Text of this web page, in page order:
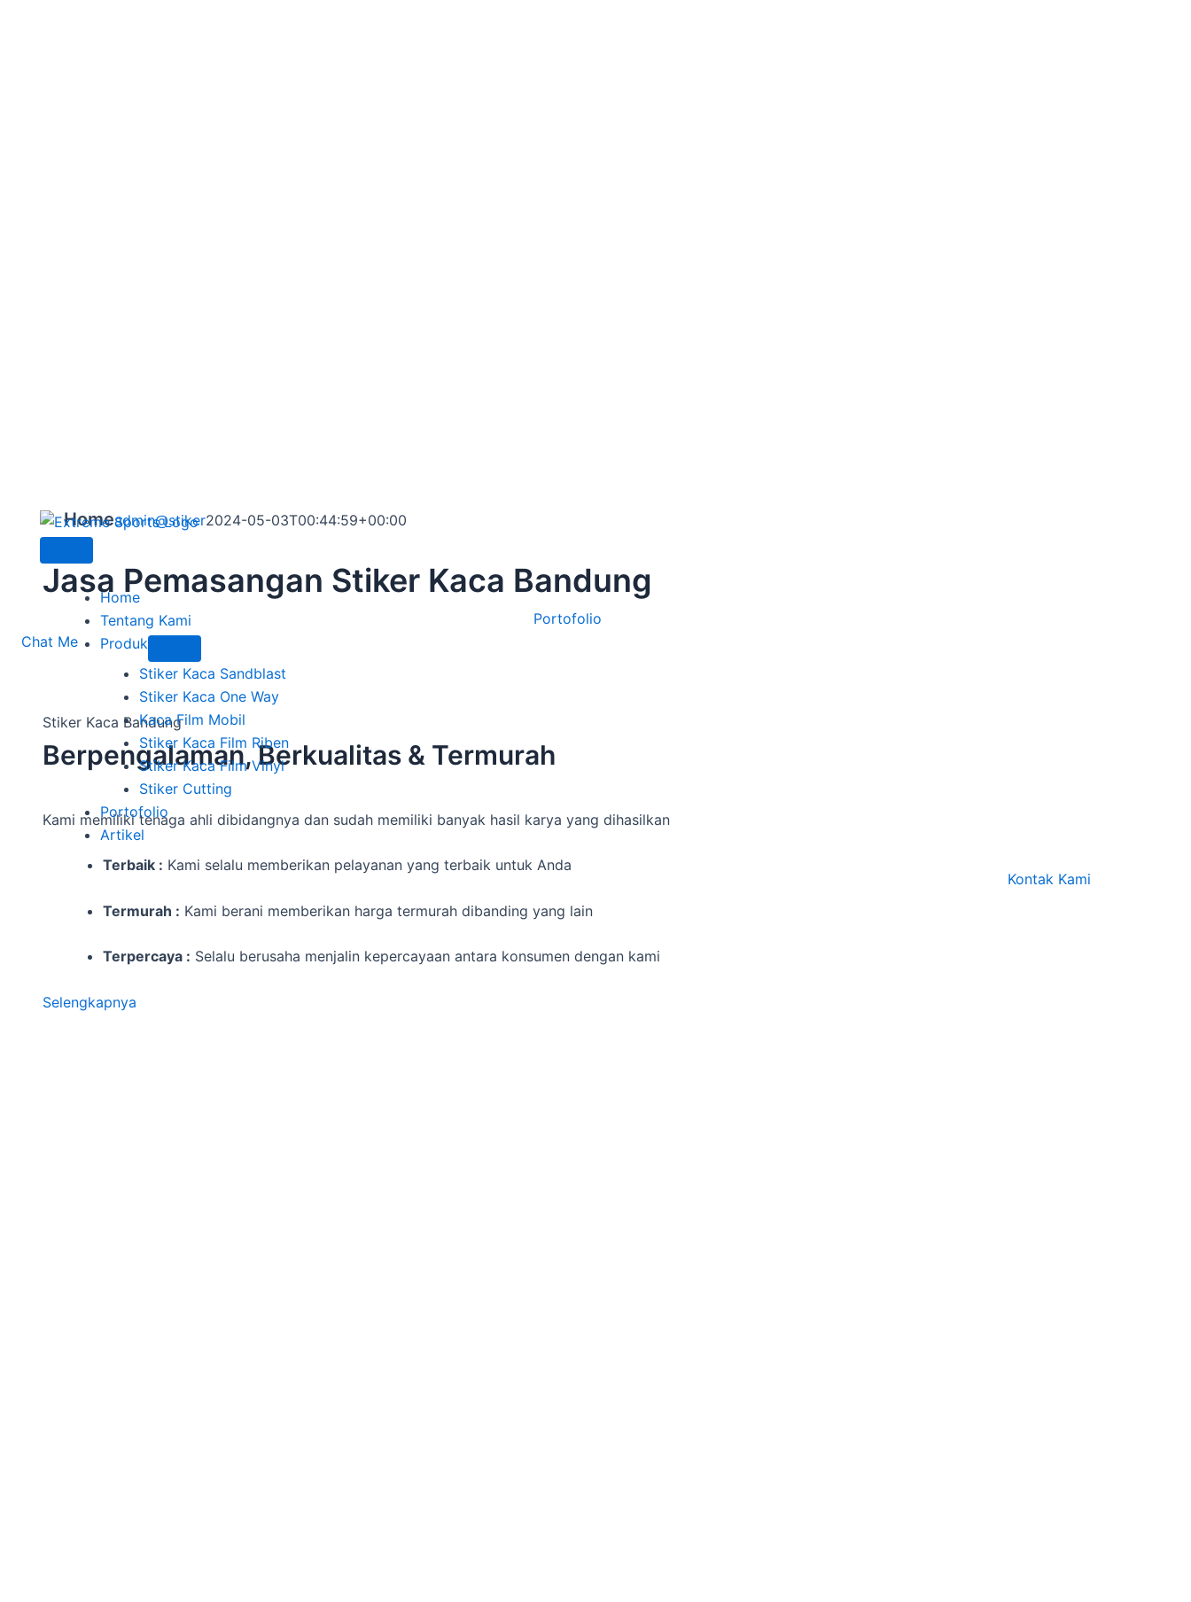
Toggle
Navigation
Home
Tentang Kami
Produk
Stiker Kaca Sandblast
Stiker Kaca One Way
Kaca Film Mobil
Stiker Kaca Film Riben
Stiker Kaca Film Vinyl
Stiker Cutting
Portofolio
Artikel
Kontak Kami
Homeadmin@stiker2024-05-03T00:44:59+00:00
Jasa Pemasangan Stiker Kaca Bandung
Portofolio
Chat Me
Stiker Kaca Bandung
Berpengalaman, Berkualitas & Termurah
Kami memiliki tenaga ahli dibidangnya dan sudah memiliki banyak hasil karya yang dihasilkan
Terbaik : Kami selalu memberikan pelayanan yang terbaik untuk Anda
Termurah : Kami berani memberikan harga termurah dibanding yang lain
Terpercaya : Selalu berusaha menjalin kepercayaan antara konsumen dengan kami
Selengkapnya